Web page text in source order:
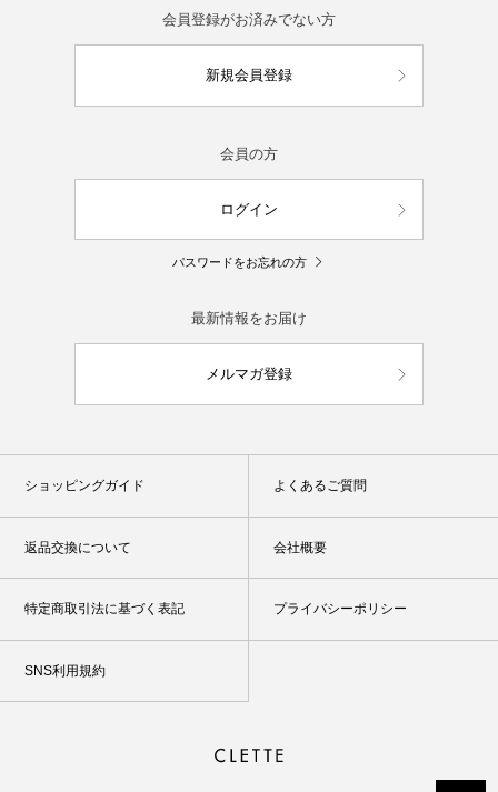
会員登録がお済みでない方
新規会員登録
会員の方
ログイン
パスワードをお忘れの方
最新情報をお届け
メルマガ登録
ショッピングガイド よくあるご質問
返品交換について 会社概要
特定商取引法に基づく表記 プライバシーポリシー
SNS利用規約